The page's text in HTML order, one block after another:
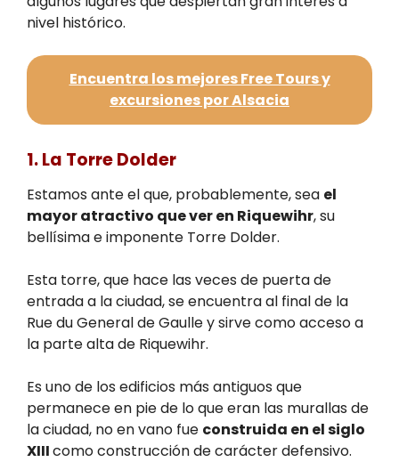
nivel histórico.
Encuentra los mejores Free Tours y
excursiones por Alsacia
1. La Torre Dolder
Estamos ante el que, probablemente, sea el
mayor atractivo que ver en Riquewihr, su
bellísima e imponente Torre Dolder.
Esta torre, que hace las veces de puerta de
entrada a la ciudad, se encuentra al final de la
Rue du General de Gaulle y sirve como acceso a
la parte alta de Riquewihr.
Es uno de los edificios más antiguos que
permanece en pie de lo que eran las murallas de
la ciudad, no en vano fue construida en el siglo
XIIIcomo construcción de carácter defensivo.